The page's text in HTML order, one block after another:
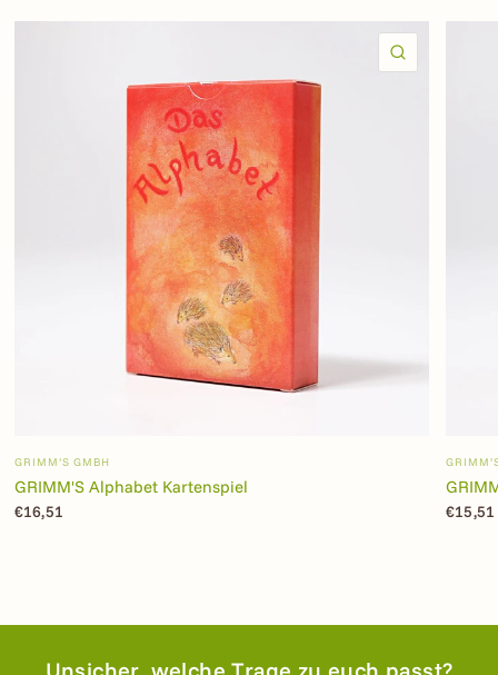
GRIMM’S GMBH
GRIMM'S Alphabet Kartenspiel
€16,51 €15,51